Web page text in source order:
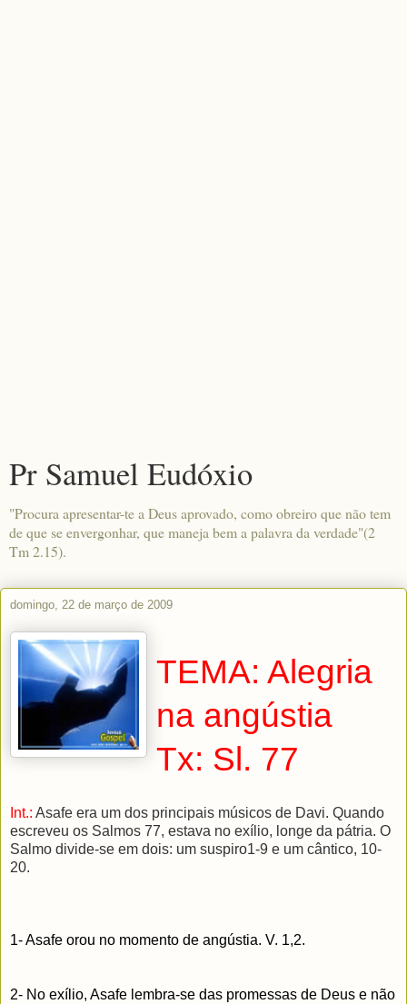
Pr Samuel Eudóxio
"Procura apresentar-te a Deus aprovado, como obreiro que não tem
de que se envergonhar, que maneja bem a palavra da verdade"(2
Tm 2.15).
domingo, 22 de março de 2009
TEMA: Alegria
na angústia
Tx: Sl. 77
Int.: Asafe era um dos principais músicos de Davi. Quando
escreveu os Salmos 77, estava no exílio, longe da pátria. O
Salmo divide-se em dois: um suspiro1-9 e um cântico, 10-
20.
1- Asafe orou no momento de angústia. V. 1,2.
2- No exílio, Asafe lembra-se das promessas de Deus e não